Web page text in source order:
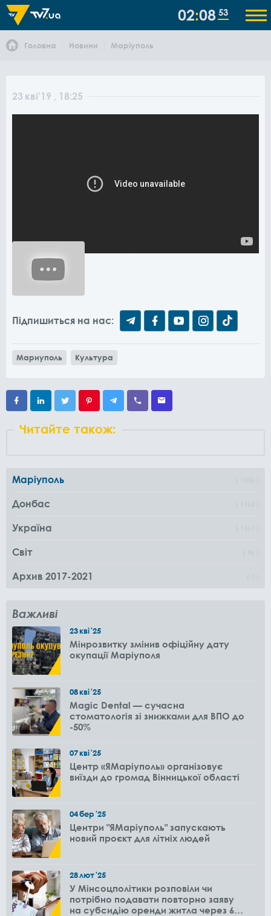
02 08 53
Головна Новини Маріуполь
23 кві'19 , 18:25
Підпишиться на нас:
Мариуполь Культура
Читайте також:
Маріуполь
Донбас
Україна
Світ
Архив 2017-2021
Важливі
23кві'25
Мінрозвитку змінив офіційну дату
окупації Маріуполя
08кві'25
Magic Dental — сучасна
стоматологія зі знижками для ВПО до
-50%
07кві'25
Центр «ЯМаріуполь» організовує
виїзди до громад Вінницької області
04бер'25
Центри "ЯМаріуполь" запускають
новий проєкт для літніх людей
28лют'25
У Мінсоцполітики розповіли чи
потрібно подавати повторно заяву
на субсидію оренди житла через 6